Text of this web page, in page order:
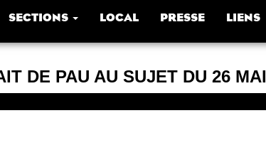
SECTIONS LOCAL PRESSE LIENS
DE PAU AU SUJET DU 26 MAI